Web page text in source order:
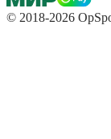
© 2018-2026